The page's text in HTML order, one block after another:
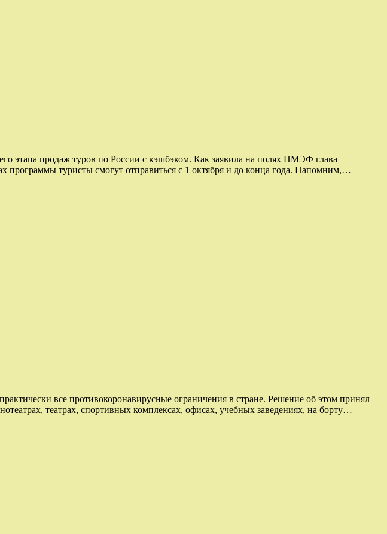
этапа продаж туров по России с кэшбэком. Как заявила на полях ПМЭФ глава
программы туристы смогут отправиться с 1 октября и до конца года. Напомним,…
все противокоронавирусные ограничения в стране. Решение об этом принял
театрах, спортивных комплексах, офисах, учебных заведениях, на борту…